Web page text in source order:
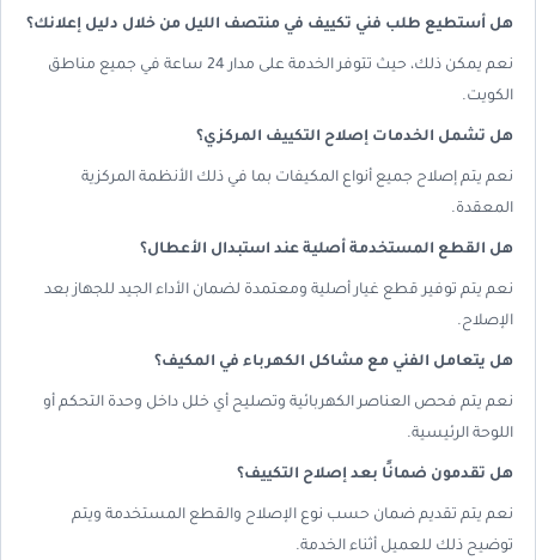
هل أستطيع طلب فني تكييف في منتصف الليل من خلال دليل إعلانك؟
نعم يمكن ذلك، حيث تتوفر الخدمة على مدار 24 ساعة في جميع مناطق
الكويت.
هل تشمل الخدمات إصلاح التكييف المركزي؟
نعم يتم إصلاح جميع أنواع المكيفات بما في ذلك الأنظمة المركزية
المعقدة.
هل القطع المستخدمة أصلية عند استبدال الأعطال؟
نعم يتم توفير قطع غيار أصلية ومعتمدة لضمان الأداء الجيد للجهاز بعد
الإصلاح.
هل يتعامل الفني مع مشاكل الكهرباء في المكيف؟
نعم يتم فحص العناصر الكهربائية وتصليح أي خلل داخل وحدة التحكم أو
اللوحة الرئيسية.
هل تقدمون ضمانًا بعد إصلاح التكييف؟
نعم يتم تقديم ضمان حسب نوع الإصلاح والقطع المستخدمة ويتم
توضيح ذلك للعميل أثناء الخدمة.